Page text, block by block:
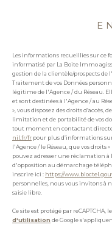
Les informations recueillies sur ce
informatisé par La Boite Immo
gestion de la clientèle/prospects de
Traitement de vos Données
légitime de l'Agence / du Réseau.
et sont destinées à l'Agence / au
», vous disposez des droits d’accès,
limitation et de portabilité de vos
tout moment en contactant
nil.fr/fr pour plus d’informations
l'Agence / le Réseau, que vos droits
pouvez adresser une réclamation à
d'opposition au démarchage
inscrire ici : https://
personnelles, nous vous invitons à
saisie libre.
Ce site est protégé par reCAPTCHA,
d'utilisation de Google